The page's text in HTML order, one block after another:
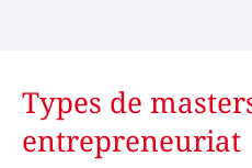
Types de
entrepreneuriat